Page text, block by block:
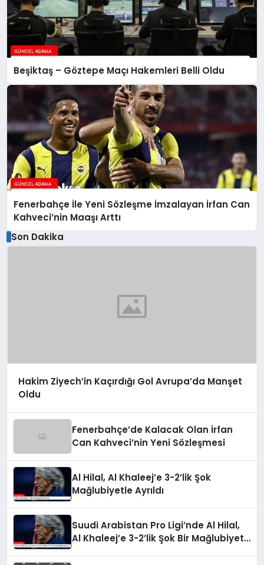
Beşiktaş – Göztepe Maçı Hakemleri Belli Oldu
Fenerbahçe İle Yeni Sözleşme İmzalayan İrfan Can
Kahveci’nin Maaşı Arttı
Son Dakika
Hakim Ziyech’in Kaçırdığı Gol Avrupa’da Manşet
Oldu
Fenerbahçe’de Kalacak Olan İrfan
Can Kahveci’nin Yeni Sözleşmesi
Al Hilal, Al Khaleej’e 3-2’lik Şok
Mağlubiyetle Ayrıldı
Suudi Arabistan Pro Ligi’nde Al Hilal,
Al Khaleej’e 3-2’lik Şok Bir Mağlubiyet